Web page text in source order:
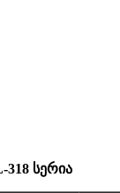
318 სერია